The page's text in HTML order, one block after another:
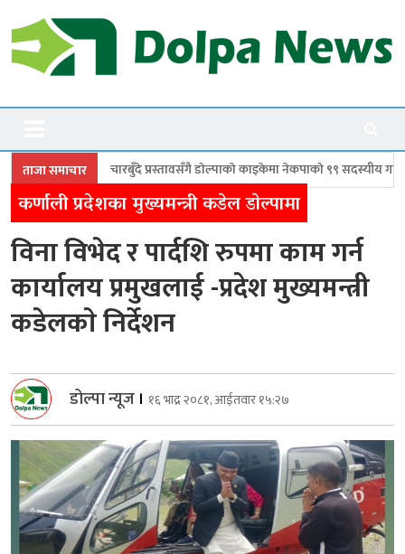
to
content
Dolpanews
ताजा समाचार
प्रस्तावसँगै डाेल्पाकाे काइकेमा नेकपाकाे ९९ सदस्यीय गाउँ समिति गठन
कर्णाली प्रदेशका मुख्यमन्त्री कडेल डाेल्पामा
विना विभेद र पार्दशि रुपमा काम गर्न
कार्यालय प्रमुखलाई -प्रदेश मुख्यमन्त्री
कडेलकाे निर्देशन
डोल्पा न्यूज । १६ भाद्र २०८१, आईतवार १५:२७